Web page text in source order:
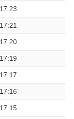
17:23
17:21
17:20
17:19
17:17
17:16
17:15